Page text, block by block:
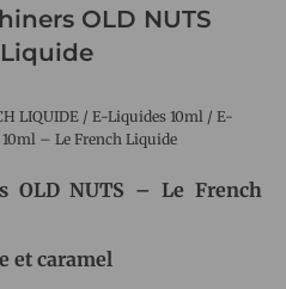
OLD NUTS
LIQUIDE / E-Liquides 10ml / E-
– Le French Liquide
OLD NUTS – Le French
et caramel